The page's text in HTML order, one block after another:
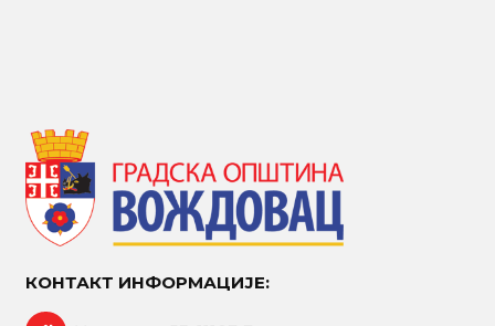
КОНТАКТ ИНФОРМАЦИЈЕ: